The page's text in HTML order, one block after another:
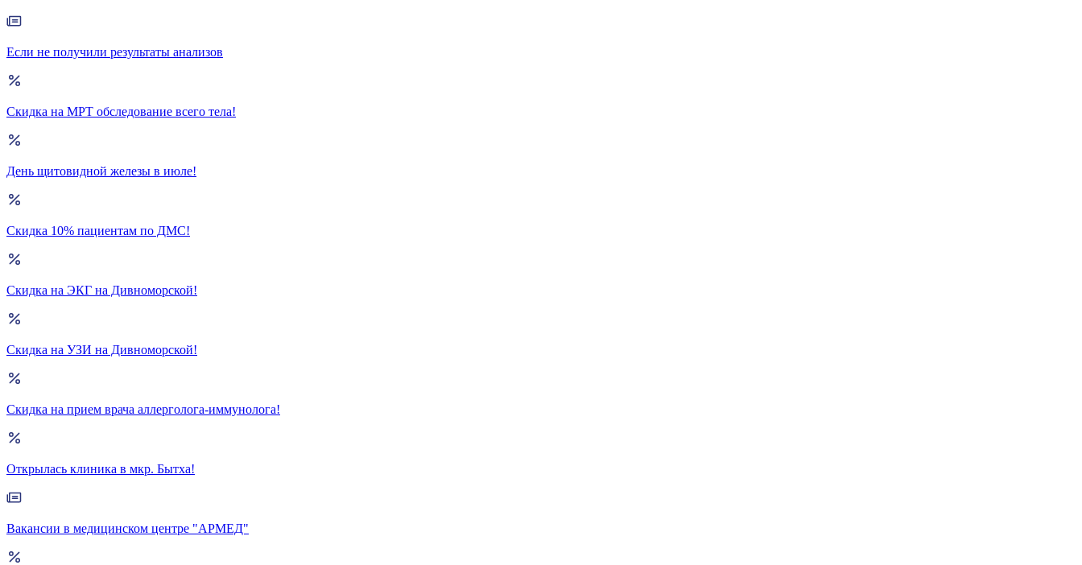
Если не получили результаты анализов
Скидка на МРТ обследование всего тела!
День щитовидной железы в июле!
Скидка 10% пациентам по ДМС!
Скидка на ЭКГ на Дивноморской!
Скидка на УЗИ на Дивноморской!
Скидка на прием врача аллерголога-иммунолога!
Открылась клиника в мкр. Бытха!
Вакансии в медицинском центре "АРМЕД"